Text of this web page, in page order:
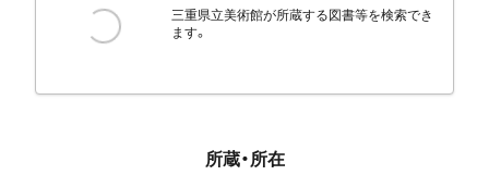
三重県立美術館が所蔵する図書等を検索でき
ます。
所蔵・所在